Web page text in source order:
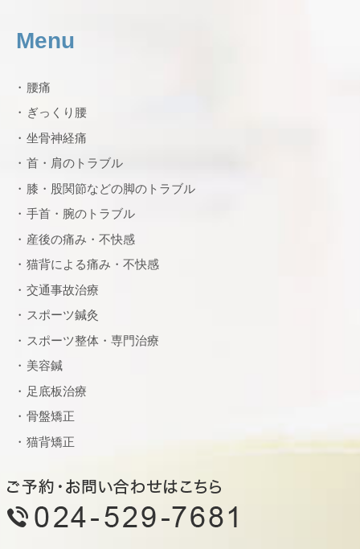
Menu
腰痛
ぎっくり腰
坐骨神経痛
首・肩のトラブル
膝・股関節などの脚のトラブル
手首・腕のトラブル
産後の痛み・不快感
猫背による痛み・不快感
交通事故治療
スポーツ鍼灸
スポーツ整体・専門治療
美容鍼
足底板治療
骨盤矯正
猫背矯正